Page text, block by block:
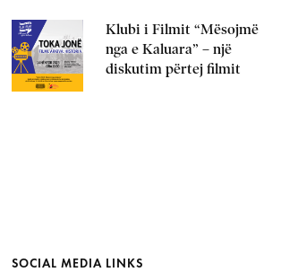
Klubi i Filmit “Mësojmë
nga e Kaluara” – një
diskutim përtej filmit
SOCIAL MEDIA LINKS